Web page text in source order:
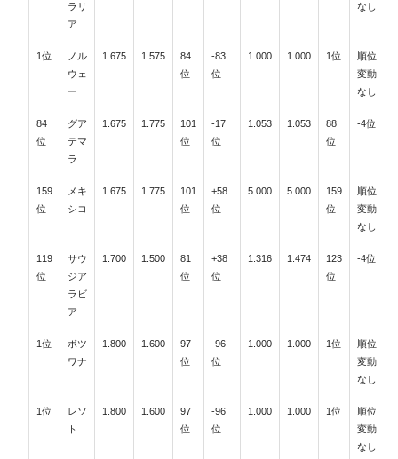
ラリ
ア
なし
1位
ノル
ウェ
ー
1.675 1.575
84
位
-83
位
1.000 1.000 1位
順位
変動
なし
84
位
グア
テマ
ラ
1.675 1.775
101
位
-17
位
1.053 1.053
88
位
-4位
159
位
メキ
シコ
1.675 1.775
101
位
+58
位
5.000 5.000
159
位
順位
変動
なし
119
位
サウ
ジア
ラビ
ア
1.700 1.500
81
位
+38
位
1.316 1.474
123
位
-4位
1位
ボツ
ワナ
1.800 1.600
97
位
-96
位
1.000 1.000 1位
順位
変動
なし
1位
レソ
ト
1.800 1.600
97
位
-96
位
1.000 1.000 1位
順位
変動
なし